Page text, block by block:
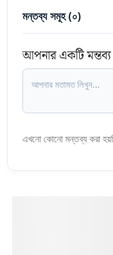
মন্তব্য সমূহ (০)
আপনার একটি
এখনো কোনো মন্তব্য করা